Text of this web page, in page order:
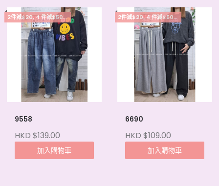
2件減$20, 4 件減$50, 5件起每件減$15
9558
HKD $139.00
加入購物車
2件減$20, 4 件減$50, 5件起每件減$15
6690
HKD $109.00
加入購物車